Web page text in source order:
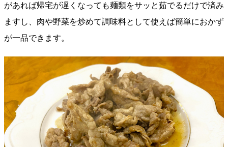
があれば帰宅が遅くなっても麺類をサッと茹でるだけで済み
ますし、肉や野菜を炒めて調味料として使えば簡単におかず
が一品できます。